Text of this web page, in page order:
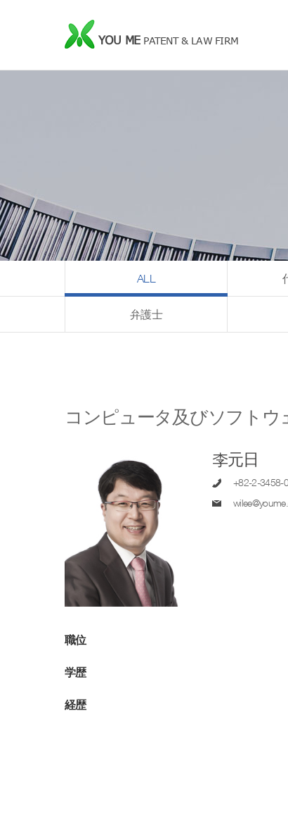
YOU ME PATENT & LAW FIRM
ALL
弁護士
コンピュータ及びソフトウ
李元日
+82-2-3458-
職位
学歴
経歴